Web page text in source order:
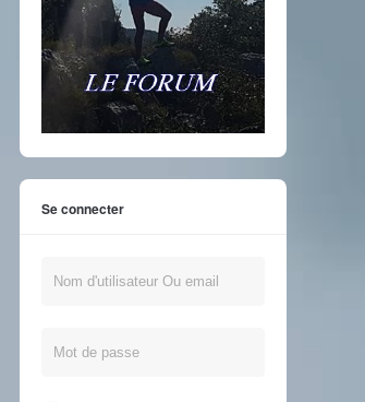
Se connecter